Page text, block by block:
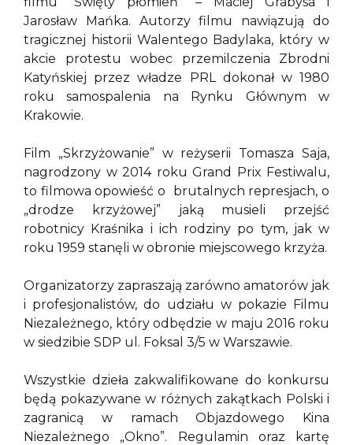
Jarosław Mańka. Autorzy filmu nawiązują do
tragicznej historii Walentego Badylaka, który w
akcie protestu wobec przemilczenia Zbrodni
Katyńskiej przez władze PRL dokonał w 1980
roku samospalenia na Rynku Głównym w
Krakowie.
Film „Skrzyżowanie” w reżyserii Tomasza Saja,
nagrodzony w 2014 roku Grand Prix Festiwalu,
to filmowa opowieść o brutalnych represjach, o
„drodze krzyżowej” jaką musieli przejść
robotnicy Kraśnika i ich rodziny po tym, jak w
roku 1959 stanęli w obronie miejscowego krzyża.
Organizatorzy zapraszają zarówno amatorów jak
i profesjonalistów, do udziału w pokazie Filmu
Niezależnego, który odbędzie w maju 2016 roku
w siedzibie SDP ul. Foksal 3/5 w Warszawie.
Wszystkie dzieła zakwalifikowane do konkursu
będą pokazywane w różnych zakątkach Polski i
zagranicą w ramach Objazdowego Kina
Niezależnego „Okno”. Regulamin oraz kartę